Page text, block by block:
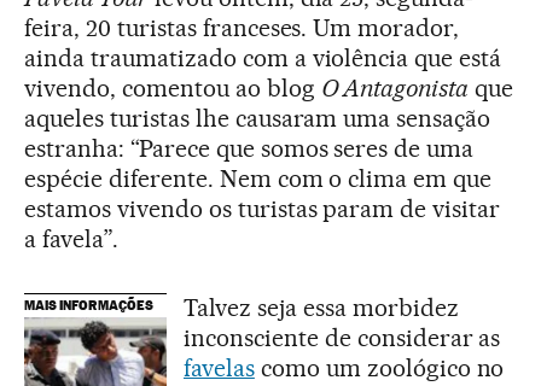
feira, 20 turistas franceses. Um morador,
ainda traumatizado com a violência que está
vivendo, comentou ao blog O Antagonista que
aqueles turistas lhe causaram uma sensação
estranha: “Parece que somos seres de uma
espécie diferente. Nem com o clima em que
estamos vivendo os turistas param de visitar
a favela”.
MAIS INFORMAÇÕES
Talvez seja essa morbidez
inconsciente de considerar as
favelascomo um zoológico no